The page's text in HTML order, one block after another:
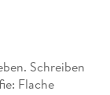
Schreiben
Flache